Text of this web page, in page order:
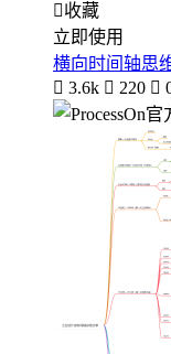
收藏
立即使用
横向时间轴思
 3.6k  220 